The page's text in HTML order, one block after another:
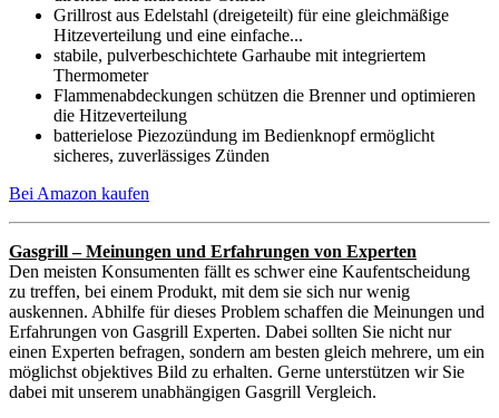
Grillrost aus Edelstahl (dreigeteilt) für eine gleichmäßige
Hitzeverteilung und eine einfache...
stabile, pulverbeschichtete Garhaube mit integriertem
Thermometer​
Flammenabdeckungen schützen die Brenner und optimieren
die Hitzeverteilung​
batterielose Piezozündung im Bedienknopf ermöglicht
sicheres, zuverlässiges Zünden​
Bei Amazon kaufen
Gasgrill – Meinungen und Erfahrungen von Experten
Den meisten Konsumenten fällt es schwer eine Kaufentscheidung
zu treffen, bei einem Produkt, mit dem sie sich nur wenig
auskennen. Abhilfe für dieses Problem schaffen die Meinungen und
Erfahrungen von Gasgrill Experten. Dabei sollten Sie nicht nur
einen Experten befragen, sondern am besten gleich mehrere, um ein
möglichst objektives Bild zu erhalten. Gerne unterstützen wir Sie
dabei mit unserem unabhängigen Gasgrill Vergleich.